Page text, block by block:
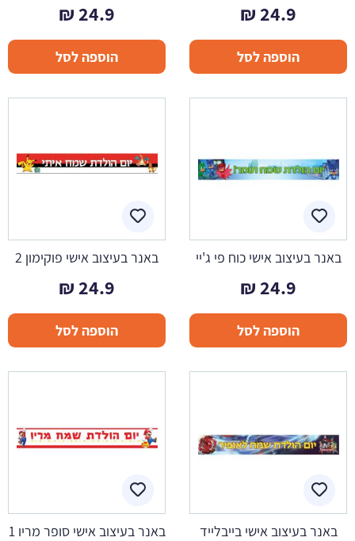
24.9
₪
הוספה לסל
24.9
₪
הוספה לסל
באנר בעיצוב אישי כוח פי ג'יי
24.9
₪
הוספה לסל
באנר בעיצוב אישי פוקימון 2
24.9
₪
הוספה לסל
באנר בעיצוב אישי בייבלייד באנר בעיצוב אישי סופר מריו 1